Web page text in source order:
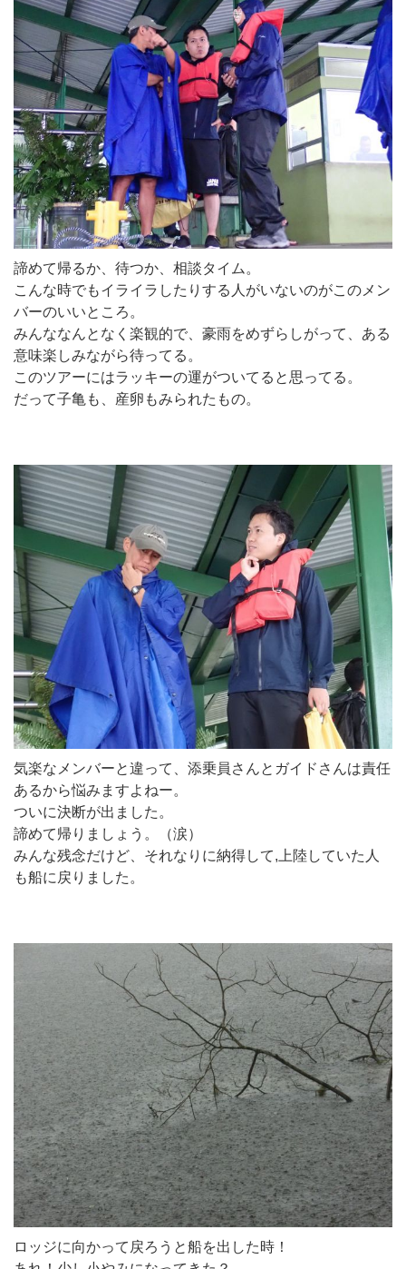
諦めて帰るか、待つか、相談タイム。
こんな時でもイライラしたりする人がいないのがこのメン
バーのいいところ。
みんななんとなく楽観的で、豪雨をめずらしがって、ある
意味楽しみながら待ってる。
このツアーにはラッキーの運がついてると思ってる。
だって子亀も、産卵もみられたもの。
気楽なメンバーと違って、添乗員さんとガイドさんは責任
あるから悩みますよねー。
ついに決断が出ました。
諦めて帰りましょう。（涙）
みんな残念だけど、それなりに納得して,上陸していた人
も船に戻りました。
ロッジに向かって戻ろうと船を出した時！